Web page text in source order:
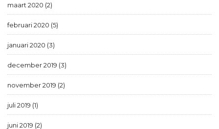
maart 2020 (2)
februari 2020 (5)
januari 2020 (3)
december 2019 (3)
november 2019 (2)
juli 2019 (1)
juni 2019 (2)